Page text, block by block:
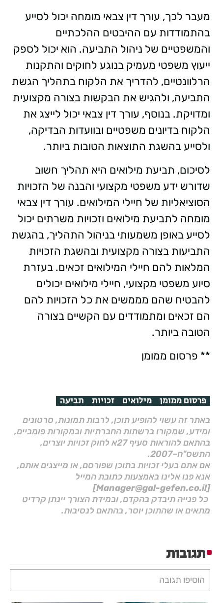
מעבר לכך, עורך דין צבאי מומחה יכול לסייע
בהתמודדות עם ההיבטים ההלכתיים
והמשפטיים של ניהול התביעה. הוא יכול לספק
ייעוץ משפטי מעמיק בנוגע לחוקים והתקנות
הרלוונטיים, להדריך את הלקוח בתהליך הגשת
התביעה, ולהגיש את הבקשות בצורה מקצועית
ומדויקת. בנוסף, עורך דין צבאי יכול לייצג את
הלקוח בדיונים משפטיים ובוועדות הבדיקה,
ולסייע בהשגת התוצאות הטובות ביותר.
לסיכום, תביעת מילואים היא תהליך חשוב
שדורש ידע משפטי מקצועי והבנה של הזכויות
הסוציאליות של חיילי המילואים. עורך דין צבאי
מומחה לתביעת מילואים וזכויות משרתים יכול
לסייע באופן משמעותי בניהול התהליך, בהגשת
התביעות בצורה מקצועית ובהשגת הזכויות
המלאות להם חיילי המילואים זכאים. בעזרת
סיוע משפטי מקצועי, חיילי מילואים יכולים
להבטיח שהם מממשים את כל הזכויות להם
הם זכאים ומתמודדים עם הקשיים בצורה
הטובה ביותר.
** פרסום ממומן
פרסום ממומן מילואים זכויות תביעה
באתר זה עשוי להופיע תוכן, לרבות תמונות, סרטונים
ומידע, שמקורו ברשתות החברתיות ובמקורות פומביים,
בהתאם להוראות סעיף 27א לחוק זכויות יוצרים,
התשס"ח–2007.
אם אתם בעלי זכויות בתוכן שפורסם, או מייצגים אותם,
אנא פנו אלינו באמצעות כתובת המייל
[Manager@gal-gefen.co.il]
כל פנייה תיבדק בהקדם, ובמידת הצורך יינתן קרדיט
מתאים או שהתוכן יוסר, בהתאם לנסיבות.
תגובות
הוסיפו תגובה